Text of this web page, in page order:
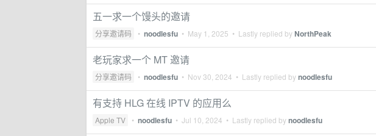
五一求一个馒头的邀请
分享邀请码 • noodlesfu • May 1, 2025 • Lastly replied byNorthPeak
老玩家求一个 MT 邀请
分享邀请码 • noodlesfu • Nov 30, 2024 • Lastly replied bynoodlesfu
有支持 HLG 在线 IPTV 的应用么
Apple TV • noodlesfu • Jul 10, 2024 • Lastly replied bynoodlesfu